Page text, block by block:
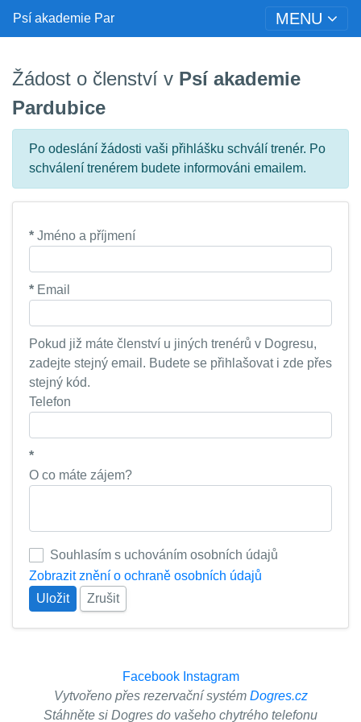
Psí akademie Par MENU
Žádost o členství v Psí akademie
Pardubice
Po odeslání žádosti vaši přihlášku schválí trenér. Po
schválení trenérem budete informováni emailem.
* Jméno a příjmení
* Email
Pokud již máte členství u jiných trenérů v Dogresu,
zadejte stejný email. Budete se přihlašovat i zde přes
stejný kód.
Telefon
*
O co máte zájem?
Souhlasím s uchováním osobních údajů
Zobrazit znění o ochraně osobních údajů
Uložit
Zrušit
Facebook Instagram
Vytvořeno přes rezervační systém Dogres.cz
Stáhněte si Dogres do vašeho chytrého telefonu